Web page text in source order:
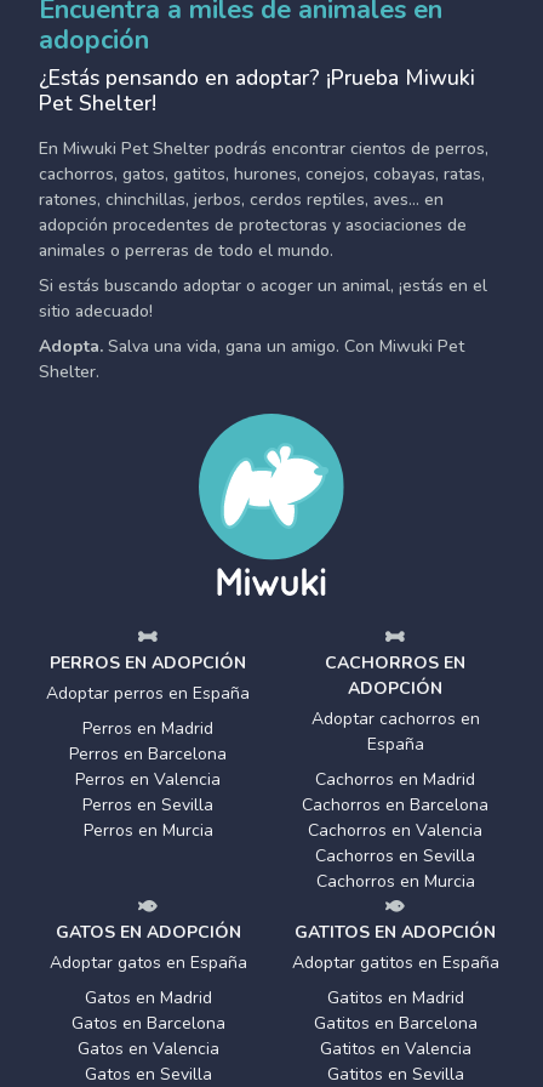
Encuentra a miles de animales en
adopción
¿Estás pensando en adoptar? ¡Prueba Miwuki
Pet Shelter!
En Miwuki Pet Shelter podrás encontrar cientos de perros,
cachorros, gatos, gatitos, hurones, conejos, cobayas, ratas,
ratones, chinchillas, jerbos, cerdos reptiles, aves... en
adopción procedentes de protectoras y asociaciones de
animales o perreras de todo el mundo.
Si estás buscando adoptar o acoger un animal, ¡estás en el
sitio adecuado!
Adopta. Salva una vida, gana un amigo. Con Miwuki Pet
Shelter.
PERROS EN ADOPCIÓN
Adoptar perros en España
Perros en Madrid
Perros en Barcelona
Perros en Valencia
Perros en Sevilla
Perros en Murcia
CACHORROS EN
ADOPCIÓN
Adoptar cachorros en
España
Cachorros en Madrid
Cachorros en Barcelona
Cachorros en Valencia
Cachorros en Sevilla
Cachorros en Murcia
GATOS EN ADOPCIÓN
Adoptar gatos en España
Gatos en Madrid
Gatos en Barcelona
Gatos en Valencia
Gatos en Sevilla
GATITOS EN ADOPCIÓN
Adoptar gatitos en España
Gatitos en Madrid
Gatitos en Barcelona
Gatitos en Valencia
Gatitos en Sevilla